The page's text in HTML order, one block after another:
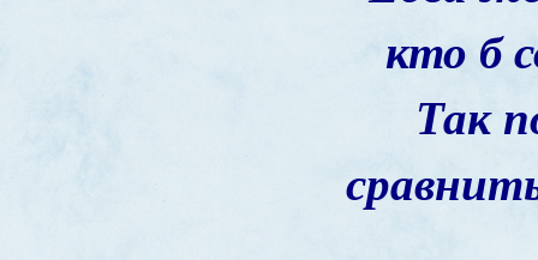
кто б
Так